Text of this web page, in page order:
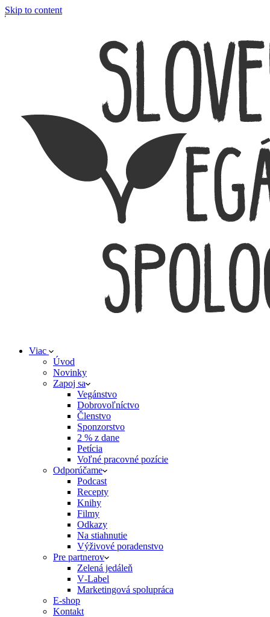
Skip to content
Viac
Úvod
Novinky
Zapoj sa
Vegánstvo
Dobrovoľníctvo
Členstvo
Sponzorstvo
2 % z dane
Petícia
Voľné pracovné pozície
Odporúčame
Podcast
Recepty
Knihy
Filmy
Odkazy
Na stiahnutie
Výživové poradenstvo
Pre partnerov
Zelená jedáleň
V‑Label
Marketingová spolupráca
E‑shop
Kontakt